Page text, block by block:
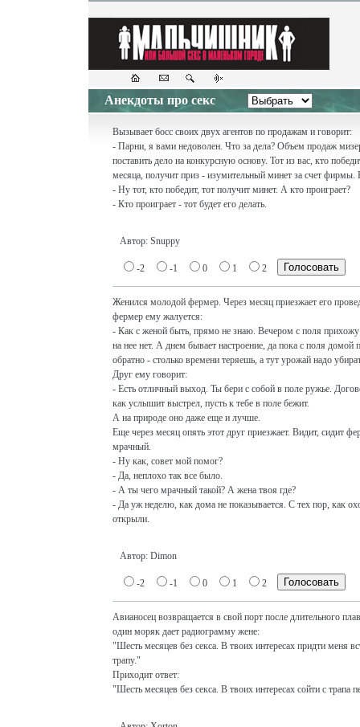
Анекдоты про секс
Вызывает босс своих двух агентов по продажам и говорит:
- Парни, я вами недоволен. Что за дела? Объем продаж
поставить дело на конкурсную основу. Тот из вас, кто
месяца, получит приз - изумительный минет за счет фирмы.
- Ну тот, кто победит, тот получит минет. А кто проиграет?
- Кто проиграет - тот будет его делать.
Автор: Snuppy
-2 -1 0 1 2
Женился молодой фермер. Через месяц приезжает его
фермер ему жалуется:
- Как с женой быть, прямо не знаю. Вечером с поля
на нее нет. А днем бывает настроение, да пока с поля домой
обратно - столько времени теряешь, а тут урожай надо
Друг ему говорит:
- Есть отличный выход. Ты бери с собой в поле ружье.
как услышит выстрел, пусть к тебе в поле бежит.
А на природе оно даже еще и лучше.
Еще через месяц опять этот друг приезжает. Видит, сидит
мрачный.
- Ну как, совет мой помог?
- Да, неплохо так все было.
- А ты чего мрачный такой? А жена твоя где?
- Да уж неделю, как дома не показывается. С тех пор, как
открыли.
Автор: Dimon
-2 -1 0 1 2
Авианосец возвращается в свой порт после длительного
один моряк дает радиограмму жене:
"Шесть месяцев без секса. В твоих интересах придти меня
трапу."
Приходит ответ:
"Шесть месяцев без секса. В твоих интересах сойти с трапа